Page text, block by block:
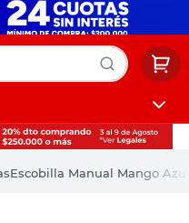
Escobilla Manual Mango